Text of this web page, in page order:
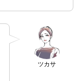
ツカサ